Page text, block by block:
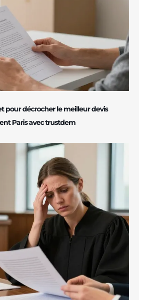
pour décrocher le meilleur devis
Paris avec trustdem